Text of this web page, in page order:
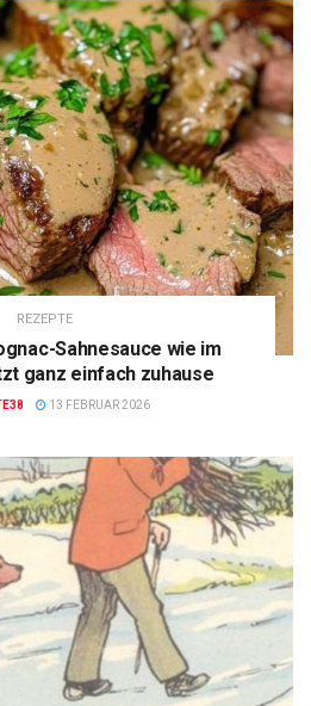
REZEPTE
Sahnesauce wie im
ganz einfach zuhause
13 FEBRUAR 2026